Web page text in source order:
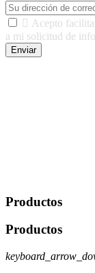
 Acepto
a mi solicitud de
Enviar
Productos
Productos